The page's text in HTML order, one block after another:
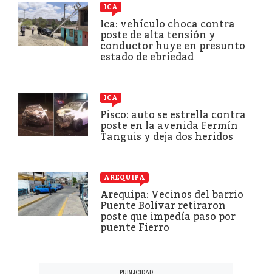
ICA
Ica: vehículo choca contra
poste de alta tensión y
conductor huye en presunto
estado de ebriedad
ICA
Pisco: auto se estrella contra
poste en la avenida Fermín
Tanguis y deja dos heridos
AREQUIPA
Arequipa: Vecinos del barrio
Puente Bolívar retiraron
poste que impedía paso por
puente Fierro